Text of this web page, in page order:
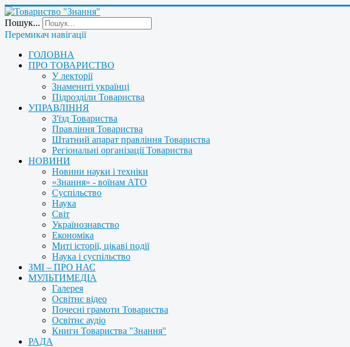
Пошук...
Перемикач навігації
ГОЛОВНА
ПРО ТОВАРИСТВО
У лекторії
Знамениті українці
Підрозділи Товариства
УПРАВЛІННЯ
З'їзд Товариства
Правління Товариства
Штатний апарат правління Товариства
Регіональні організації Товариства
НОВИНИ
Новини науки і техніки
«Знання» - воїнам АТО
Суспільство
Наука
Світ
Українознавство
Економіка
Миті історії, цікаві події
Наука і суспільство
ЗМІ – ПРО НАС
МУЛЬТИМЕДІА
Галерея
Освітнє відео
Почесні грамоти Товариства
Освітнє аудіо
Книги Товариства "Знання"
РАДА